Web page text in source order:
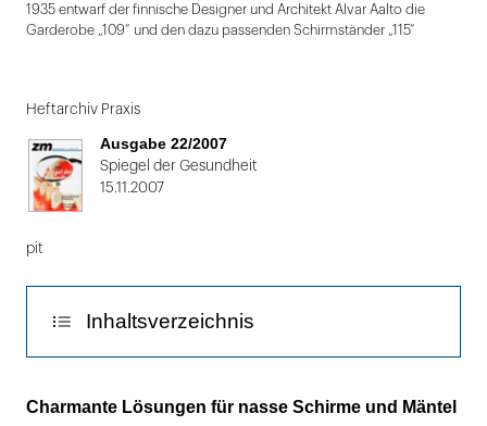
öffnen
1935 entwarf der finnische Designer und Architekt Alvar Aalto die
Garderobe „109“ und den dazu passenden Schirmständer „115“
1
von
Heftarchiv Praxis
Ausgabe 22/2007
Spiegel der Gesundheit
15.11.2007
pit
Inhaltsverzeichnis
Lotsen gefällig
Charmante Lösungen für nasse Schirme und Mäntel